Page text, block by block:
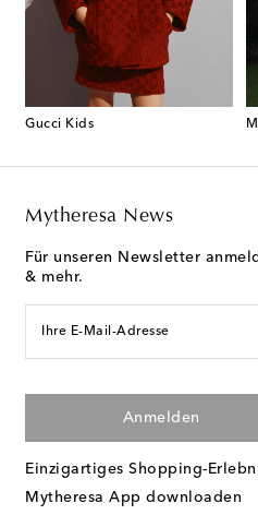
Gucci Kids
Mytheresa News
Für unseren Newsletter
& mehr.
Ihre E-Mail-Adresse
Anmelden
Einzigartiges Shopping-
Mytheresa App downloaden